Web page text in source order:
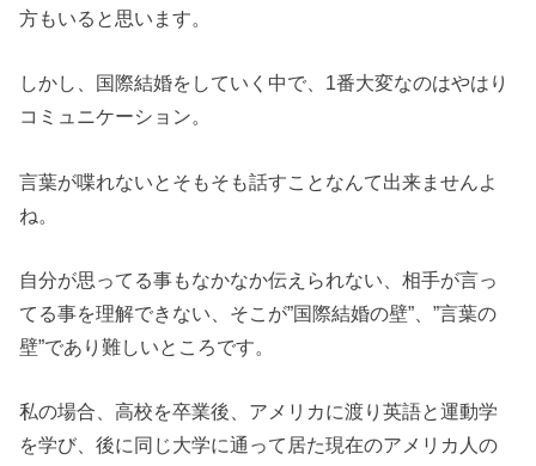
方もいると思います。
しかし、国際結婚をしていく中で、1番大変なのはやはり
コミュニケーション。
言葉が喋れないとそもそも話すことなんて出来ませんよ
ね。
自分が思ってる事もなかなか伝えられない、相手が言っ
てる事を理解できない、そこが”国際結婚の壁”、”言葉の
壁”であり難しいところです。
私の場合、高校を卒業後、アメリカに渡り英語と運動学
を学び、後に同じ大学に通って居た現在のアメリカ人の